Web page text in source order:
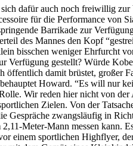
dafür auch noch freiwillig
für die Performance von
Barrikade zur
des Mannes den Kopf
bisschen weniger Ehrfurcht
Verfügung gestellt? Würde
damit brüstet, großer
Howard. “Es will nur
Wir reden hier nicht von
Zielen. Von der
Gespräche zwangsläufig in
Meter-Mann messen kann.
einem sportlichen Highflyer,